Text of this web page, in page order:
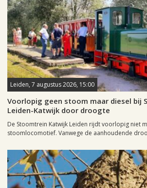
Leiden, 7 augustus 2026, 15:00
Voorlopig geen stoom maar diesel bij
Leiden-Katwijk door droogte
De Stoomtrein Katwijk Leiden rijdt voorlopig niet
stoomlocomotief. Vanwege de aanhoudende